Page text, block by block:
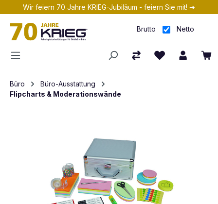
Zum Hauptinhalt springen
Wir feiern 70 Jahre KRIEG-Jubiläum - feiern Sie mit! ➔
Brutto Netto
Büro
Büro-Ausstattung
Flipcharts & Moderationswände